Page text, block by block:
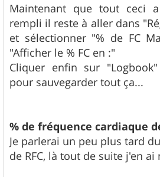
Maintenant que tout ceci
rempli il reste à aller dans
et sélectionner "% de FC
"Afficher le % FC en :"
Cliquer enfin sur
pour sauvegarder tout ça...
% de fréquence cardiaque
Je parlerai un peu plus tard
de RFC, là tout de suite j'en